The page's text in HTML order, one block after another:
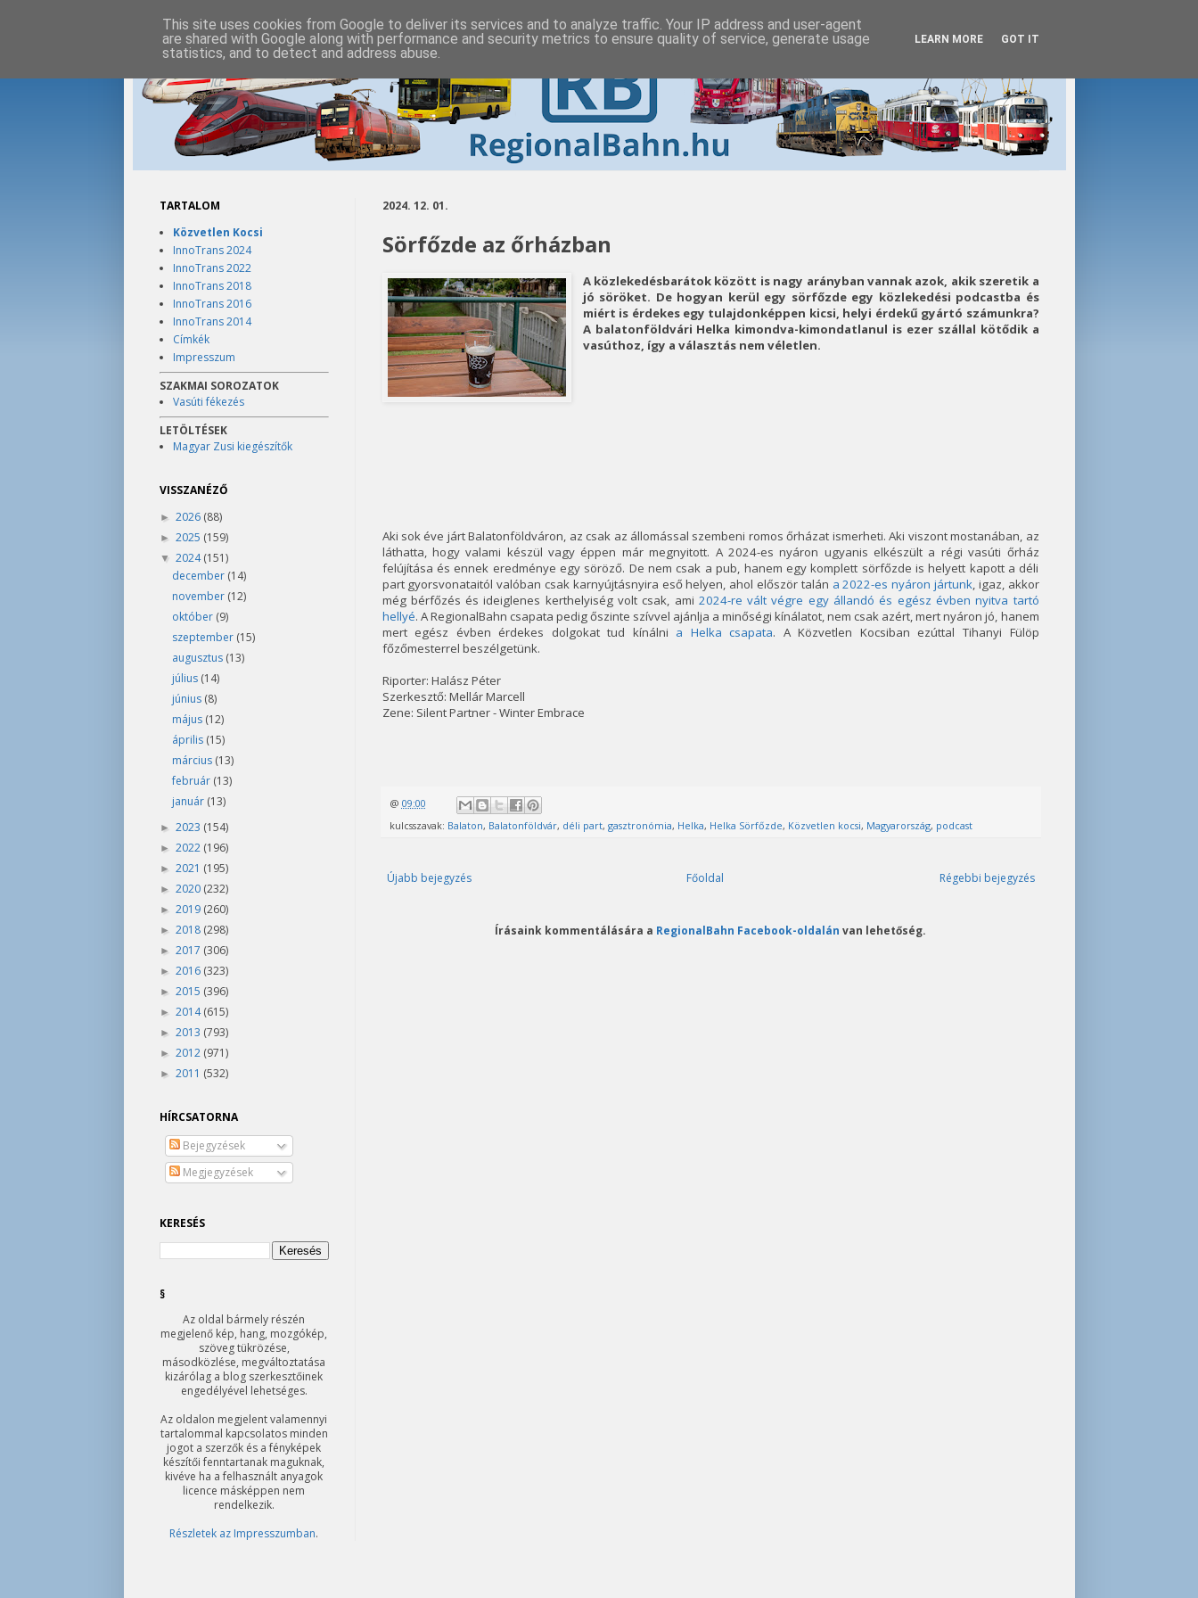
2024. 12. 01.
Sörfőzde az őrházban
A közlekedésbarátok között is nagy arányban vannak azok, akik szeretik a
jó söröket. De hogyan kerül egy sörfőzde egy közlekedési podcastba és
miért is érdekes egy tulajdonképpen kicsi, helyi érdekű gyártó számunkra?
A balatonföldvári Helka kimondva-kimondatlanul is ezer szállal kötődik a
vasúthoz, így a választás nem véletlen.
Aki sok éve járt Balatonföldváron, az csak az állomással szembeni romos őrházat ismerheti. Aki viszont mostanában, az
láthatta, hogy valami készül vagy éppen már megnyitott. A 2024-es nyáron ugyanis elkészült a régi vasúti őrház
felújítása és ennek eredménye egy söröző. De nem csak a pub, hanem egy komplett sörfőzde is helyett kapott a déli
part gyorsvonataitól valóban csak karnyújtásnyira eső helyen, ahol először talán a 2022-es nyáron jártunk, igaz, akkor
még bérfőzés és ideiglenes kerthelyiség volt csak, ami 2024-re vált végre egy állandó és egész évben nyitva tartó
hellyé. A RegionalBahn csapata pedig őszinte szívvel ajánlja a minőségi kínálatot, nem csak azért, mert nyáron jó, hanem
mert egész évben érdekes dolgokat tud kínálni a Helka csapata. A Közvetlen Kocsiban ezúttal Tihanyi Fülöp
főzőmesterrel beszélgetünk.
Riporter: Halász Péter
Szerkesztő: Mellár Marcell
Zene: Silent Partner - Winter Embrace
@ 09:00
kulcsszavak: Balaton, Balatonföldvár, déli part, gasztronómia, Helka, Helka Sörfőzde, Közvetlen kocsi, Magyarország, podcast
Újabb bejegyzés Régebbi bejegyzés
Főoldal
Írásaink kommentálására a RegionalBahn Facebook-oldalán van lehetőség.
TARTALOM
Közvetlen Kocsi
InnoTrans 2024
InnoTrans 2022
InnoTrans 2018
InnoTrans 2016
InnoTrans 2014
Címkék
Impresszum
SZAKMAI SOROZATOK
Vasúti fékezés
LETÖLTÉSEK
Magyar Zusi kiegészítők
VISSZANÉZŐ
► 2026 (88)
► 2025 (159)
▼ 2024(151)
december (14)
november (12)
október (9)
szeptember (15)
augusztus (13)
július (14)
június (8)
május (12)
április (15)
március (13)
február (13)
január (13)
► 2023 (154)
► 2022 (196)
► 2021 (195)
► 2020 (232)
► 2019 (260)
► 2018 (298)
► 2017 (306)
► 2016 (323)
► 2015 (396)
► 2014(615)
► 2013 (793)
► 2012 (971)
► 2011 (532)
HÍRCSATORNA
Bejegyzések
Megjegyzések
KERESÉS
§
Az oldal bármely részén
megjelenő kép, hang, mozgókép,
szöveg tükrözése,
másodközlése, megváltoztatása
kizárólag a blog szerkesztőinek
engedélyével lehetséges.
Az oldalon megjelent valamennyi
tartalommal kapcsolatos minden
jogot a szerzők és a fényképek
készítői fenntartanak maguknak,
kivéve ha a felhasznált anyagok
licence másképpen nem
rendelkezik.
Részletek az Impresszumban.
This site uses cookies from Google to deliver its services and to analyze traffic. Your IP address and user-agent
are shared with Google along with performance and security metrics to ensure quality of service, generate usage
statistics, and to detect and address abuse.
LEARN MORE GOT IT